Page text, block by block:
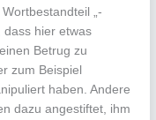
„-
dass hier etwas
Betrug zu
zum Beispiel
haben. Andere
dazu angestiftet, ihm